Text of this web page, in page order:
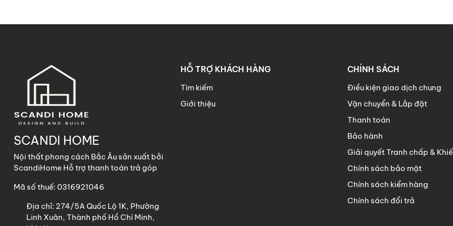
Công ty TNHH Scandi Home
Văn Phòng giao dịch: 122 đường số 2, Khu đô thị Vạn Phúc, P.Hiệp Bình Phước, Tp.Thủ
SĐT: 090 450 6600 (gặp Tuấn Anh) - 086 822 8684 (Quyên)
SCANDI HOME
Nội thất phong cách Bắc Âu sản xuất bởi
ScandiHome Hỗ trợ thanh toán trả góp
Mã số thuế: 0316921046
Địa chỉ: 274/5A Quốc Lộ 1K, Phường
Linh Xuân, Thành phố Hồ Chí Minh,
HỖ TRỢ KHÁCH HÀNG
Tìm kiếm
Giới thiệu
CHÍNH SÁCH
Điều kiện giao dịch chung
Vận chuyển & Lắp đặt
Thanh toán
Bảo hành
Giải quyết Tranh chấp &
Chính sách bảo mật
Chính sách kiểm hàng
Chính sách đổi trả